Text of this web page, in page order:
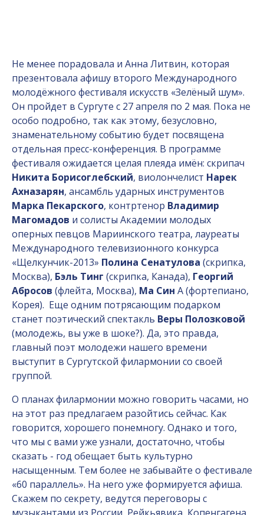
Не менее порадовала и Анна Литвин, которая
презентовала афишу второго Международного
молодёжного фестиваля искусств «Зелёный шум».
Он пройдет в Сургуте с 27 апреля по 2 мая. Пока не
особо подробно, так как этому, безусловно,
знаменательному событию будет посвящена
отдельная пресс-конференция. В программе
фестиваля ожидается целая плеяда имён: скрипач
Никита Борисоглебский, виолончелист Нарек
Ахназарян, ансамбль ударных инструментов
Марка Пекарского, контртенор Владимир
Магомадов и солисты Академии молодых
оперных певцов Мариинского театра, лауреаты
Международного телевизионного конкурса
«Щелкунчик-2013» Полина Сенатулова (скрипка,
Москва), Бэль Тинг (скрипка, Канада), Георгий
Абросов (флейта, Москва), Ма Син А (фортепиано,
Корея). Еще одним потрясающим подарком
станет поэтический спектакль Веры Полозковой
(молодежь, вы уже в шоке?). Да, это правда,
главный поэт молодежи нашего времени
выступит в Сургутской филармонии со своей
группой.
О планах филармонии можно говорить часами, но
на этот раз предлагаем разойтись сейчас. Как
говорится, хорошего понемногу. Однако и того,
что мы с вами уже узнали, достаточно, чтобы
сказать - год обещает быть культурно
насыщенным. Тем более не забывайте о фестивале
«60 параллель». На него уже формируется афиша.
Скажем по секрету, ведутся переговоры с